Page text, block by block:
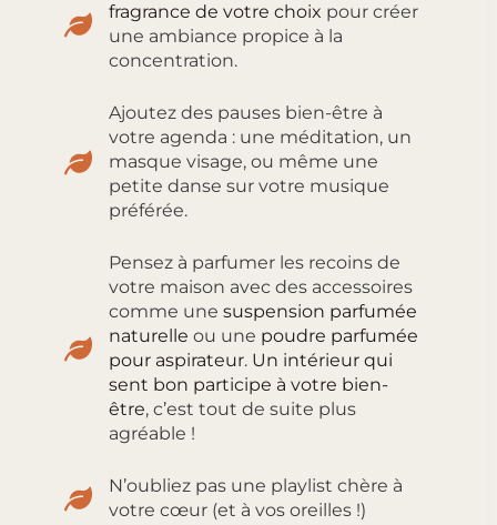
fragrance de votre choix pour créer
une ambiance propice à la
concentration.
Ajoutez des pauses bien-être à
votre agenda : une méditation, un
masque visage, ou même une
petite danse sur votre musique
préférée.
Pensez à parfumer les recoins de
votre maison avec des accessoires
comme une suspension parfumée
naturelle ou une poudre parfumée
pour aspirateur. Un intérieur qui
sent bon participe à votre bien-
être, c’est tout de suite plus
agréable !
N’oubliez pas une playlist chère à
votre cœur (et à vos oreilles !)